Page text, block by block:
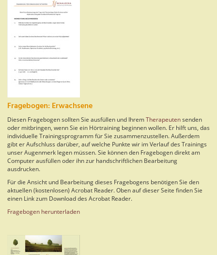
Fragebogen: Erwachsene
Diesen Fragebogen sollten Sie ausfüllen und IhremTherapeutensenden
oder mitbringen, wenn Sie ein Hörtraining beginnen wollen. Er hilft uns, das
individuelle Trainingsprogramm für Sie zusammenzustellen. Außerdem
gibt er Aufschluss darüber, auf welche Punkte wir im Verlauf des Trainings
unser Augenmerk legen müssen. Sie können den Fragebogen direkt am
Computer ausfüllen oder ihn zur handschriftlichen Bearbeitung
ausdrucken.
Für die Ansicht und Bearbeitung dieses Fragebogens benötigen Sie den
aktuellen (kostenlosen) Acrobat Reader. Oben auf dieser Seite finden Sie
einen Link zum Download des Acrobat Reader.
Fragebogen herunterladen